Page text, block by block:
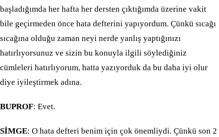
başladığımda her hafta her dersten çıktığımda üzerine vakit
bile geçirmeden önce hata defterini yapıyordum. Çünkü sıcağı
sıcağına olduğu zaman neyi nerde yanlış yaptığınızı
hatırlıyorsunuz ve sizin bu konuyla ilgili söylediğiniz
cümleleri hatırlıyorum, hatta yazıyorduk da bu daha iyi olur
diye iyileştirmek adına.
BUPROF: Evet.
SİMGE: O hata defteri benim için çok önemliydi. Çünkü son 2